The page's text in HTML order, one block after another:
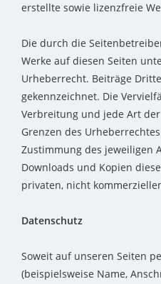
erstellte sowie lizenzfreie
Die durch die
Werke auf diesen Seiten
Urheberrecht. Beiträge
gekennzeichnet. Die
Verbreitung und jede Art
Grenzen des
Zustimmung des jeweiligen
Downloads und Kopien
privaten, nicht
Datenschutz
Soweit auf unseren Seiten
(beispielsweise Name,